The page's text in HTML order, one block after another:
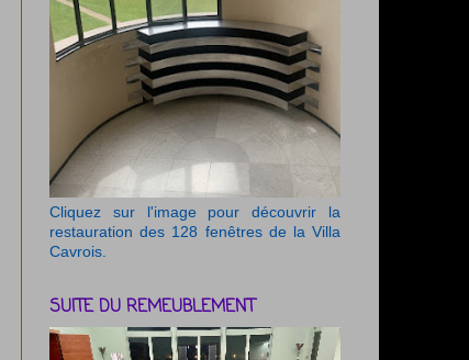
Cliquez sur l'image pour découvrir la
restauration des 128 fenêtres de la Villa
Cavrois.
SUITE DU REMEUBLEMENT